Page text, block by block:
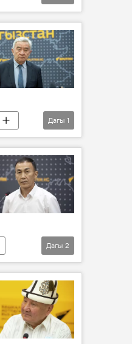
Дагы 1
Дагы 2